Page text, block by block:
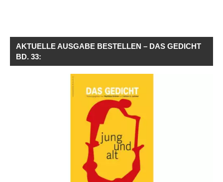
AKTUELLE AUSGABE BESTELLEN – DAS GEDICHT
BD. 33: